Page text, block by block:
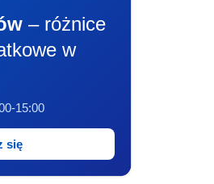
– różnice
w
15:00
się